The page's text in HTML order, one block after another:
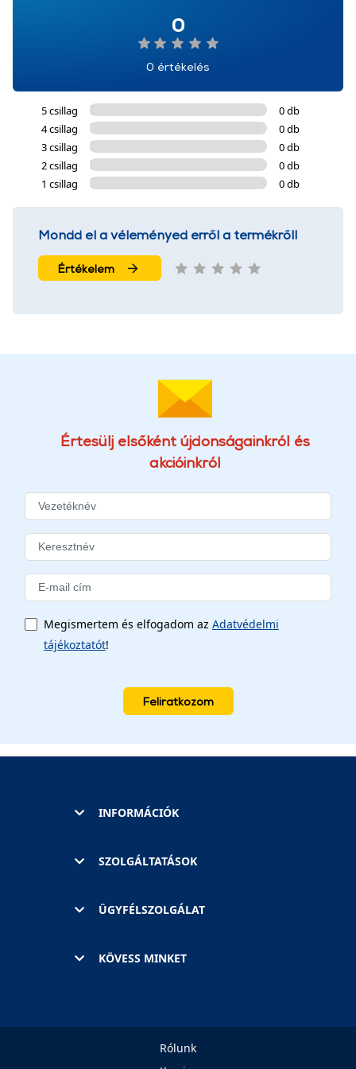
0
0 értékelés
5 csillag
0 db
4 csillag
0 db
3 csillag
0 db
2 csillag
0 db
1 csillag
0 db
Mondd el a véleményed erről a termékről!
Értékelem
Értesülj elsőként újdonságainkról és
akcióinkról
Megismertem és elfogadom az Adatvédelmi
tájékoztatót!
Feliratkozom
INFORMÁCIÓK
SZOLGÁLTATÁSOK
ÜGYFÉLSZOLGÁLAT
KÖVESS MINKET
Rólunk